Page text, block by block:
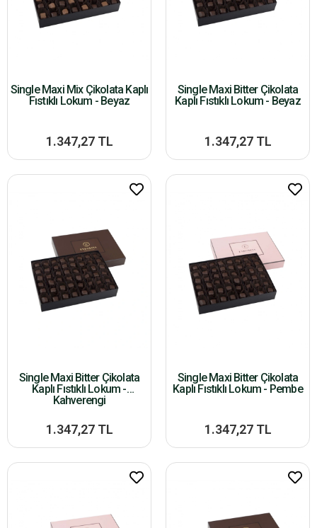
Single Maxi Mix Çikolata Kaplı
Fıstıklı Lokum - Beyaz
1.347,27 TL
Single Maxi Bitter Çikolata
Kaplı Fıstıklı Lokum - Beyaz
1.347,27 TL
Single Maxi Bitter Çikolata
Kaplı Fıstıklı Lokum -
Kahverengi
1.347,27 TL
Single Maxi Bitter Çikolata
Kaplı Fıstıklı Lokum - Pembe
1.347,27 TL